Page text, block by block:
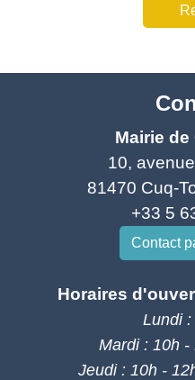
Mairie de
10,
81470 Cuq-
+33 5
Contact
Horaires
Lundi
Mardi : 10h -
Jeudi : 10h -